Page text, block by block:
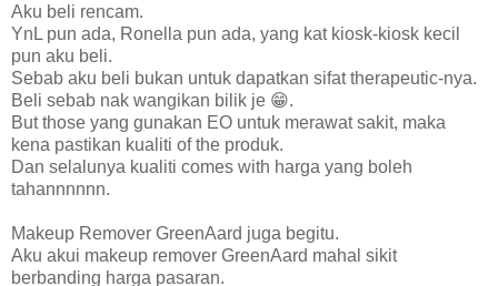
Aku beli rencam.
YnL pun ada, Ronella pun ada, yang kat kiosk-kiosk kecil
pun aku beli.
Sebab aku beli bukan untuk dapatkan sifat therapeutic-nya.
Beli sebab nak wangikan bilik je 😁.
But those yang gunakan EO untuk merawat sakit, maka
kena pastikan kualiti of the produk.
Dan selalunya kualiti comes with harga yang boleh
tahannnnnn.
Makeup Remover GreenAard juga begitu.
Aku akui makeup remover GreenAard mahal sikit
berbanding harga pasaran.